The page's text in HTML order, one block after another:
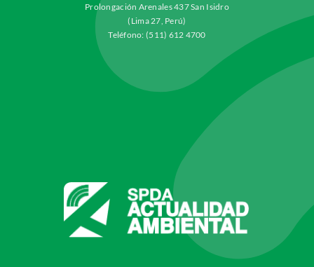
Prolongación Arenales 437 San Isidro
(Lima 27, Perú)
Teléfono: (511) 612 4700